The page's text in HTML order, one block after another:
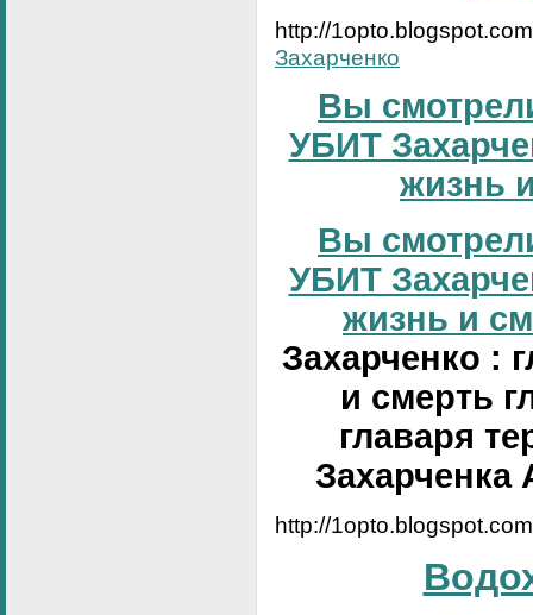
http://
Захарченко
Вы
УБИТ
жизнь
Вы
УБИТ
жизнь и
Захарченко :
и смерть
главаря
Захарченка
http://